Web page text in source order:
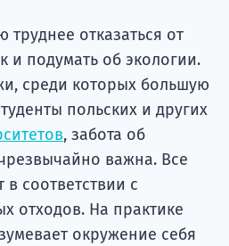
отказаться от
и подумать об экологии.
среди которых большую
польских и других
, забота об
важна. Все
соответствии с
отходов. На практике
окружение себя